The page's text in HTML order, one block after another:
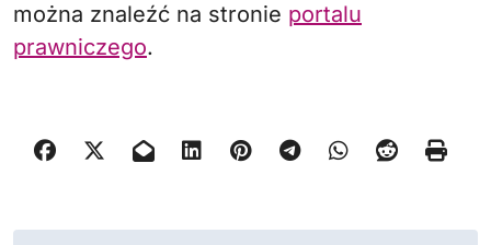
można znaleźć na stronie portalu
prawniczego.